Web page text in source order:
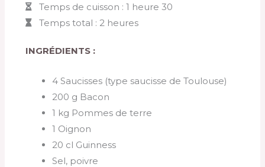
Temps de cuisson : 1 heure 30
Temps total : 2 heures
INGRÉDIENTS :
4 Saucisses (type saucisse de Toulouse)
200 g Bacon
1 kg Pommes de terre
1 Oignon
20 cl Guinness
Sel, poivre